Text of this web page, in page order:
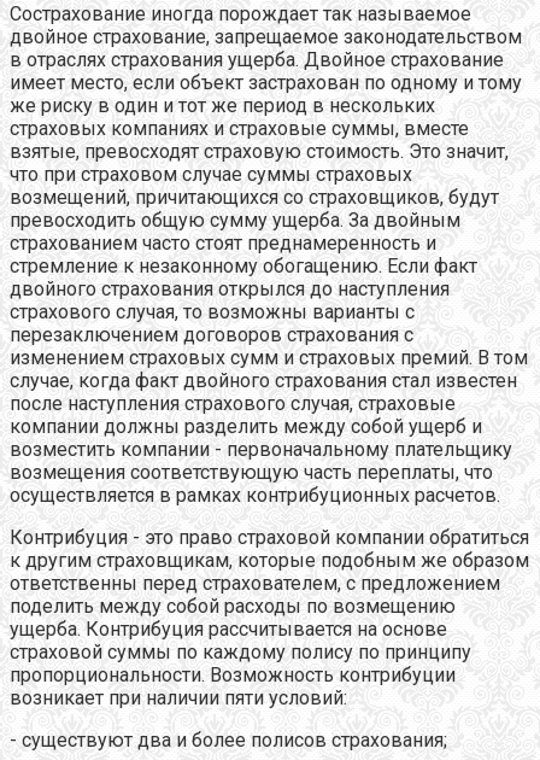
Сострахование иногда порождает так называемое
двойное страхование, запрещаемое законодательством
в отраслях страхования ущерба. Двойное страхование
имеет место, если объект застрахован по одному и тому
же риску в один и тот же период в нескольких
страховых компаниях и страховые суммы, вместе
взятые, превосходят страховую стоимость. Это значит,
что при страховом случае суммы страховых
возмещений, причитающихся со страховщиков, будут
превосходить общую сумму ущерба. За двойным
страхованием часто стоят преднамеренность и
стремление к незаконному обогащению. Если факт
двойного страхования открылся до наступления
страхового случая, то возможны варианты с
перезаключением договоров страхования с
изменением страховых сумм и страховых премий. В том
случае, когда факт двойного страхования стал известен
после наступления страхового случая, страховые
компании должны разделить между собой ущерб и
возместить компании - первоначальному плательщику
возмещения соответствующую часть переплаты, что
осуществляется в рамках контрибуционных расчетов.
Контрибуция - это право страховой компании обратиться
к другим страховщикам, которые подобным же образом
ответственны перед страхователем, с предложением
поделить между собой расходы по возмещению
ущерба. Контрибуция рассчитывается на основе
страховой суммы по каждому полису по принципу
пропорциональности. Возможность контрибуции
возникает при наличии пяти условий:
- существуют два и более полисов страхования;